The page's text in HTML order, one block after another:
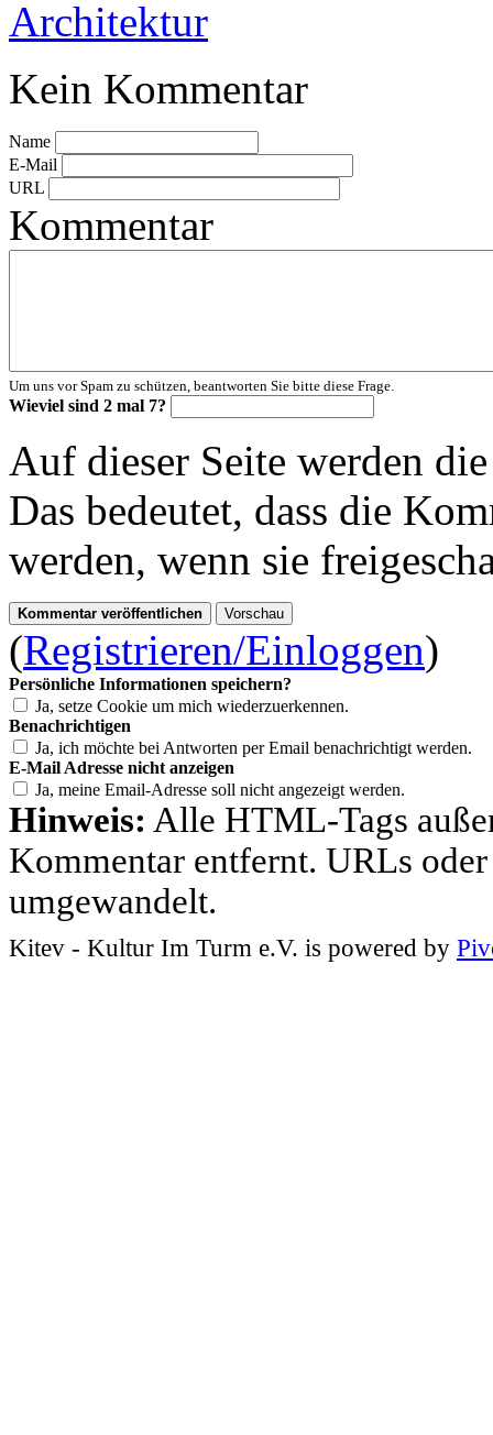
Architektur
Kein Kommentar
Name
E-Mail
URL
Kommentar
Um uns vor Spam zu schützen, beantworten Sie bitte diese Frage.
Wieviel sind 2 mal 7?
Auf dieser Seite werden
Das bedeutet, dass die
werden, wenn sie
(Registrieren/Einloggen)
Persönliche Informationen speichern?
Ja, setze Cookie um mich wiederzuerkennen.
Benachrichtigen
Ja, ich möchte bei Antworten per Email benachrichtigt werden.
E-Mail Adresse nicht anzeigen
Ja, meine Email-Adresse soll nicht angezeigt werden.
Hinweis: Alle HTML-Tags
Kommentar entfernt. URLs
umgewandelt.
Kitev - Kultur Im Turm e.V. is powered by